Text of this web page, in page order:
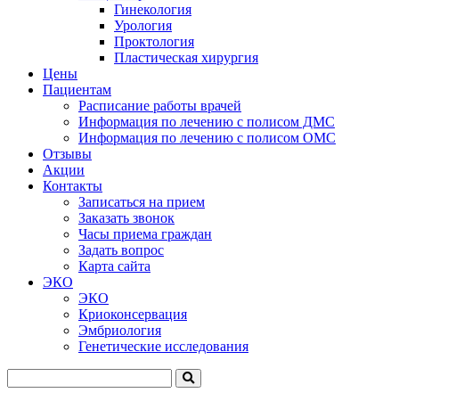
Гинекология
Урология
Проктология
Пластическая хирургия
Цены
Пациентам
Расписание работы врачей
Информация по лечению с полисом ДМС
Информация по лечению с полисом ОМС
Отзывы
Акции
Контакты
Записаться на прием
Заказать звонок
Часы приема граждан
Задать вопрос
Карта сайта
ЭКО
ЭКО
Криоконсервация
Эмбриология
Генетические исследования